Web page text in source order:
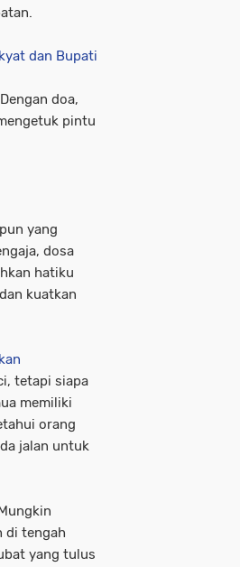
dan Bupati
doa,
pintu
yang
dosa
hatiku
kuatkan
tetapi siapa
memiliki
orang
jalan untuk
di tengah
yang tulus